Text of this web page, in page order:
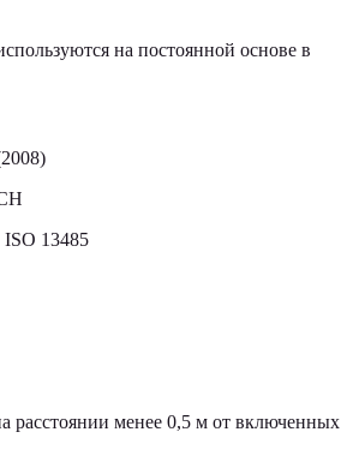
на постоянной основе в
13485
расстоянии менее 0,5 м от включенных